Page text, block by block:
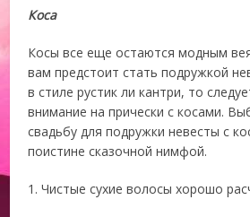
Коса
Косы все еще остаются модным
вам предстоит стать подружкой
в стиле рустик ли кантри, то
внимание на прически с косами.
свадьбу для подружки невесты с
поистине сказочной нимфой.
1. Чистые сухие волосы хорошо